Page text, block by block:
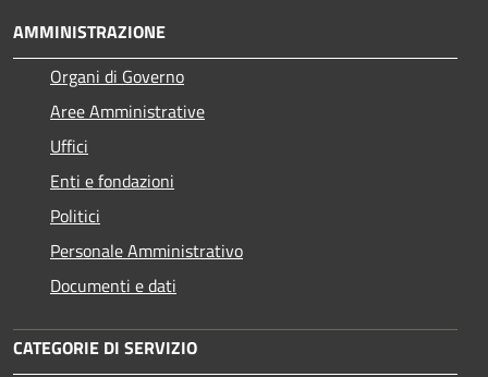
AMMINISTRAZIONE
Organi di Governo
Aree Amministrative
Uffici
Enti e fondazioni
Politici
Personale Amministrativo
Documenti e dati
CATEGORIE DI SERVIZIO